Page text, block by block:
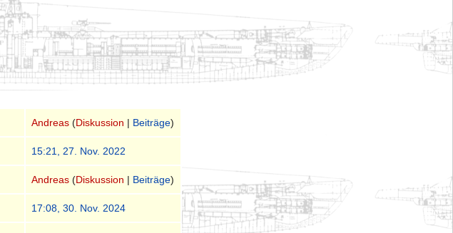
Andreas (Diskussion | Beiträge)
15:21, 27. Nov. 2022
Andreas (Diskussion | Beiträge)
17:08, 30. Nov. 2024